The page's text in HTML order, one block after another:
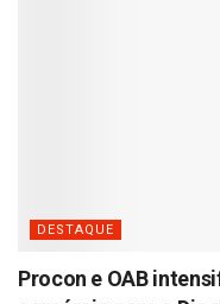
DESTAQUE
Procon e OAB